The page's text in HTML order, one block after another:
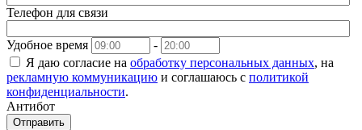
Телефон для связи
Удобное время
-
Я даю согласие на обработку персональных данных, на
рекламную коммуникацию и соглашаюсь с политикой
конфиденциальности.
Антибот
Отправить